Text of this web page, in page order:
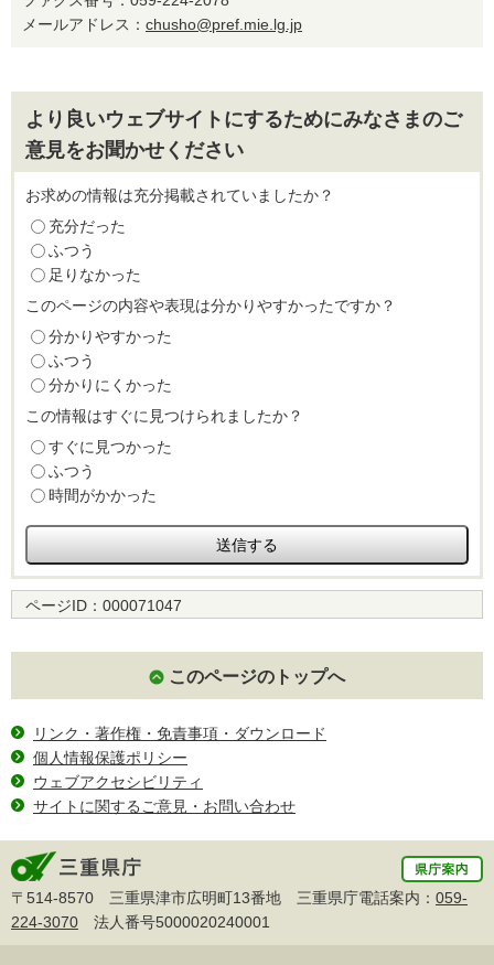
メールアドレス： chusho@pref.mie.lg.jp
より良いウェブサイトにするためにみなさまのご
意見をお聞かせください
お求めの情報は充分掲載されていましたか？
充分だった
ふつう
足りなかった
このページの内容や表現は分かりやすかったですか？
分かりやすかった
ふつう
分かりにくかった
この情報はすぐに見つけられましたか？
すぐに見つかった
ふつう
時間がかかった
ページID： 000071047
このページのトップへ
リンク・著作権・免責事項・ダウンロード
個人情報保護ポリシー
ウェブアクセシビリティ
サイトに関するご意見・お問い合わせ
〒514-8570 三重県津市広明町13番地 三重県庁電話案内： 059-
224-3070 法人番号5000020240001